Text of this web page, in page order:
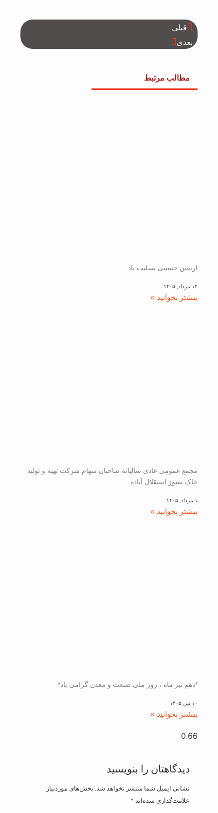
قبلی
بعدی
مطالب مرتبط
اربعین حسینی تسلیت باد
۱۲ مرداد, ۱۴۰۵
بیشتر بخوانید »
مجمع عمومی عادی سالیانه صاحبان سهام شرکت تهیه و تولید
خاک نسوز استقلال آباده
بیشتر بخوانید »
*دهم تیر ماه ، روز ملی صنعت و معدن گرامی باد*
بیشتر بخوانید »
دیدگاهتان را بنویسید
نشانی ایمیل شما منتشر نخواهد شد. بخش‌های موردنیاز
علامت‌گذاری شده‌اند*